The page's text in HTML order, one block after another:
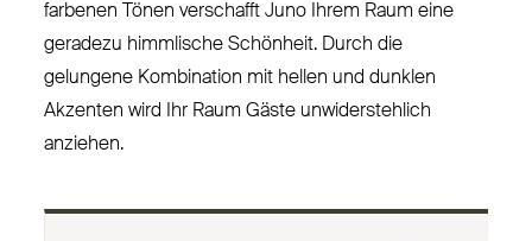
farbenen Tönen ver­schafft Juno Ihrem Raum eine
geradezu himmlische Schönheit. Durch die
gelungene Kom­bination mit hellen und dunklen
Akzenten wird Ihr Raum Gäste unwi­der­stehlich
anziehen.